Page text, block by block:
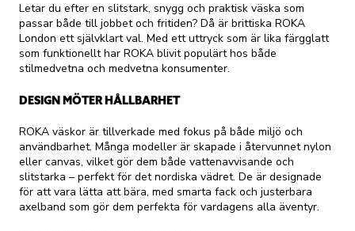
Letar du efter en slitstark, snygg och praktisk väska som
passar både till jobbet och fritiden? Då är brittiska ROKA
London ett självklart val. Med ett uttryck som är lika färgglatt
som funktionellt har ROKA blivit populärt hos både
stilmedvetna och medvetna konsumenter.
DESIGN MÖTER HÅLLBARHET
ROKA väskor är tillverkade med fokus på både miljö och
användbarhet. Många modeller är skapade i återvunnet nylon
eller canvas, vilket gör dem både vattenavvisande och
slitstarka – perfekt för det nordiska vädret. De är designade
för att vara lätta att bära, med smarta fack och justerbara
axelband som gör dem perfekta för vardagens alla äventyr.